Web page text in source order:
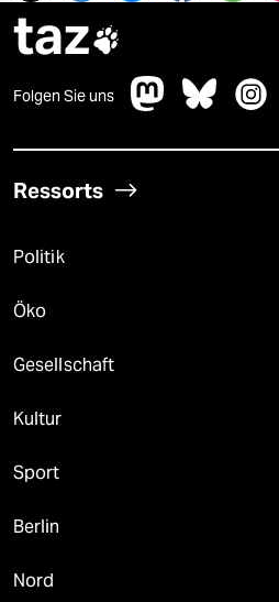
taz
Folgen Sie uns
Ressorts
Politik
Öko
Gesellschaft
Kultur
Sport
Berlin
Nord